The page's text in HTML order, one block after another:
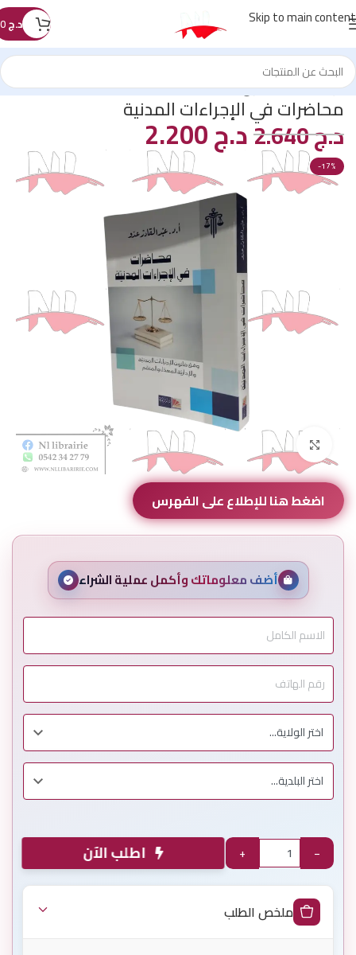
Skip to main content د.ج
الرئيسية/كتب القانون/
les pack
/مسابقة القضاء
محاضرات في الإجراءات المدنية
د.ج2.640 د.ج2.200
-17%
Click to enlarge
اضغط هنا للإطلاع على الفهرس
أضف معلوماتك وأكمل عملية الشراء
−
+ اطلب الآن
ملخص الطلب